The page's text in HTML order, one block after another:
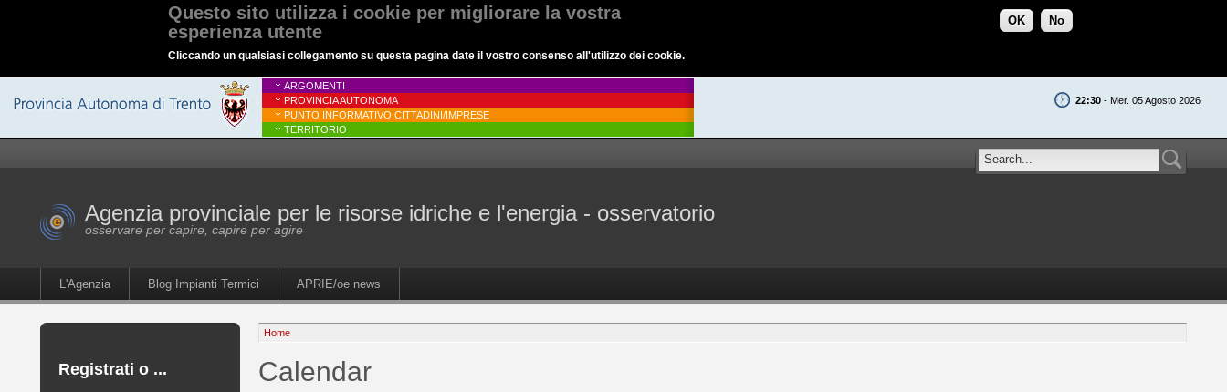
Questo sito utilizza i cookie per migliorare la vostra
esperienza utente
Cliccando un qualsiasi collegamento su questa pagina date il vostro consenso all'utilizzo dei cookie.
OK No
22:30 - Mer. 05 Agosto 2026
ARGOMENTI
PROVINCIA AUTONOMA
PUNTO INFORMATIVO CITTADINI/IMPRESE
TERRITORIO
Agenzia provinciale per le risorse idriche e l'energia - osservatorio
osservare per capire, capire per agire
L'Agenzia Blog Impianti Termici APRIE/oe news
Registrati o ...
Home
Calendar